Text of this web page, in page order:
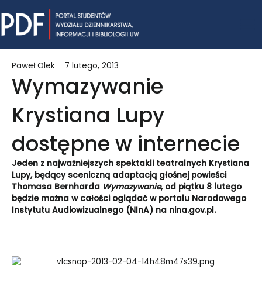
to
content
Paweł Olek 7 lutego, 2013
Wymazywanie
Krystiana Lupy
dostępne w internecie
Jeden z najważniejszych spektakli teatralnych Krystiana
Lupy, będący sceniczną adaptacją głośnej powieści
Thomasa Bernharda Wymazywanie, od piątku 8 lutego
będzie można w całości oglądać w portalu Narodowego
Instytutu Audiowizualnego (NInA) na nina.gov.pl.